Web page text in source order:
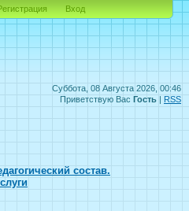
Суббота, 08 Августа 2026, 00:46
Приветствую Вас Гость | RSS
Вход
состав.